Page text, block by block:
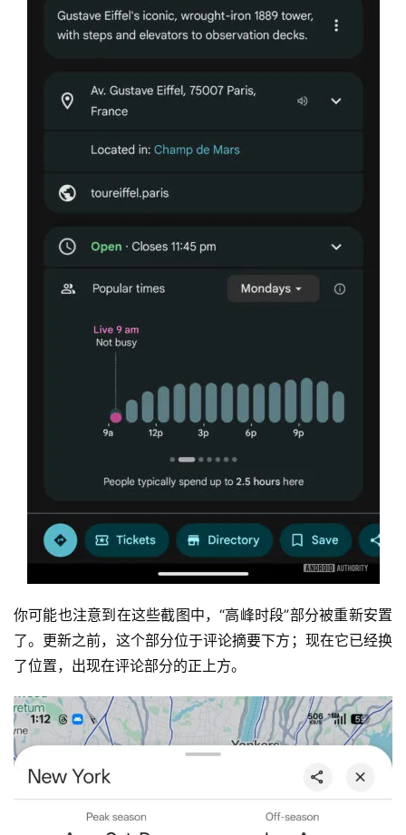
你可能也注意到在这些截图中，“高峰时段”部分被重新安置
了。更新之前，这个部分位于评论摘要下方；现在它已经换
了位置，出现在评论部分的正上方。